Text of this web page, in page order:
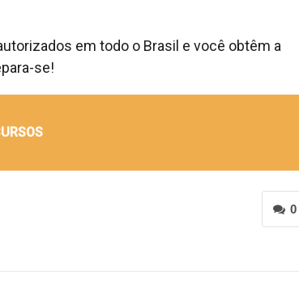
em todo o Brasil e você obtêm a
se!
0